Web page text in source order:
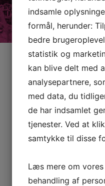
indsamle
formål, herunder:
bedre
statistik og
kan blive delt med
analysepartnere,
med data, du
de har indsamlet
tjenester. Ved at
samtykke til disse
Læs mere om
behandling af